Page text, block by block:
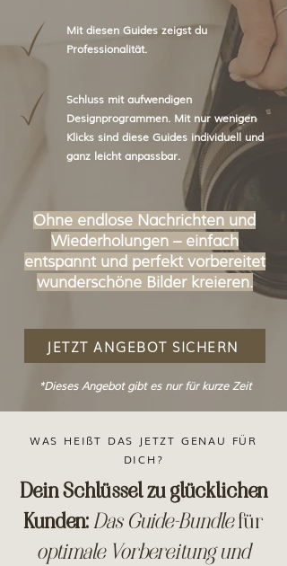
Mit diesen Guides zeigst du
Professionalität.
Schluss mit aufwendigen
Designprogrammen. Mit nur wenigen
Klicks sind diese Guides individuell und
ganz leicht anpassbar.
Ohne endlose Nachrichten und
Wiederholungen – einfach
entspannt und perfekt vorbereitet
wunderschöne Bilder kreieren.
JETZT ANGEBOT SICHERN
*Dieses Angebot gibt es nur für kurze Zeit
WAS HEIßT DAS JETZT GENAU FÜR
DICH?
Dein Schlüssel zu glücklichen
Kunden:Das Guide-Bundlefür
optimale Vorbereitung und